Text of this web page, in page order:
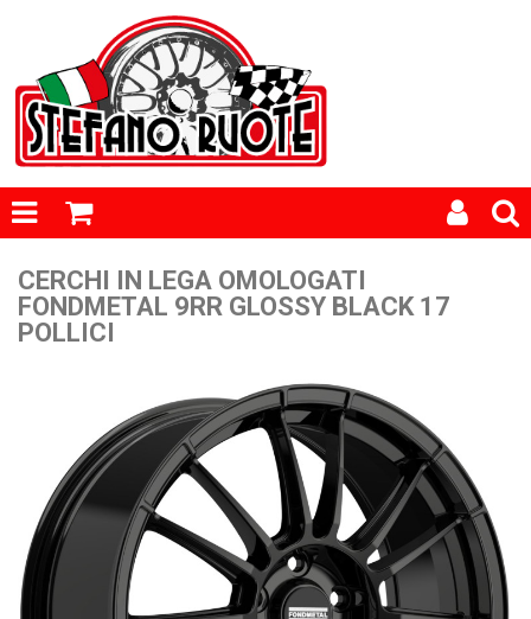
CERCHI IN LEGA OMOLOGATI
FONDMETAL 9RR GLOSSY BLACK 17
POLLICI